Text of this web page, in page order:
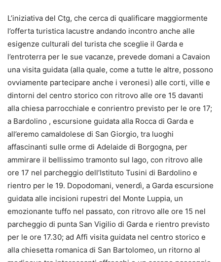
L’iniziativa del Ctg, che cerca di qualificare maggiormente
l’offerta turistica lacustre andando incontro anche alle
esigenze culturali del turista che sceglie il Garda e
l’entroterra per le sue vacanze, prevede domani a Cavaion
una visita guidata (alla quale, come a tutte le altre, possono
ovviamente partecipare anche i veronesi) alle corti, ville e
dintorni del centro storico con ritrovo alle ore 15 davanti
alla chiesa parrocchiale e conrientro previsto per le ore 17;
a Bardolino , escursione guidata alla Rocca di Garda e
all’eremo camaldolese di San Giorgio, tra luoghi
affascinanti sulle orme di Adelaide di Borgogna, per
ammirare il bellissimo tramonto sul lago, con ritrovo alle
ore 17 nel parcheggio dell’Istituto Tusini di Bardolino e
rientro per le 19. Dopodomani, venerdì, a Garda escursione
guidata alle incisioni rupestri del Monte Luppia, un
emozionante tuffo nel passato, con ritrovo alle ore 15 nel
parcheggio di punta San Vigilio di Garda e rientro previsto
per le ore 17.30; ad Affi visita guidata nel centro storico e
alla chiesetta romanica di San Bartolomeo, un ritorno al